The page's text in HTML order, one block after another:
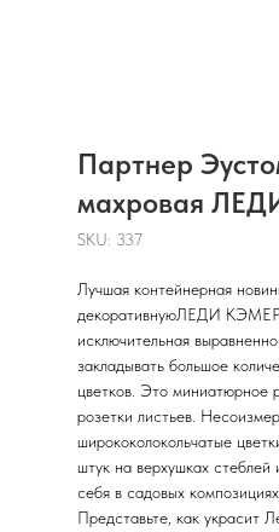
Партнер
махровая
SKU: 337
Лучшая контейнерная
декоративнуюЛЕДИ
исключительная
закладывать большое
цветков. Это миниатюрное
розетки листьев.
ширококолокольчатые
штук на верхушках стеблей
себя в садовых
Представьте, как украсит